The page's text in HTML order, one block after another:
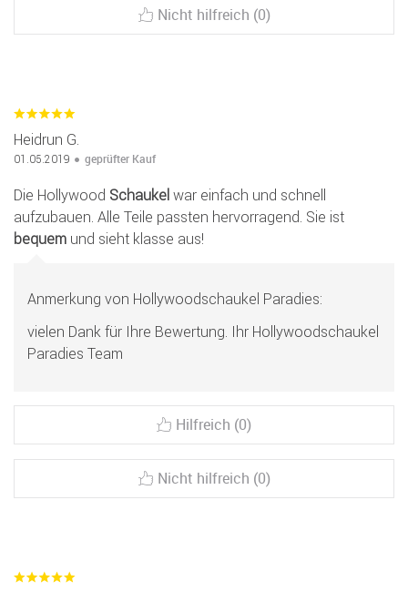
Nicht hilfreich (0)
Heidrun G.
01.05.2019 geprüfter Kauf
Die Hollywood Schaukel war einfach und schnell
aufzubauen. Alle Teile passten hervorragend. Sie ist
bequem und sieht klasse aus!
Anmerkung von Hollywoodschaukel Paradies:
vielen Dank für Ihre Bewertung. Ihr Hollywoodschaukel
Paradies Team
Hilfreich (0)
Nicht hilfreich (0)